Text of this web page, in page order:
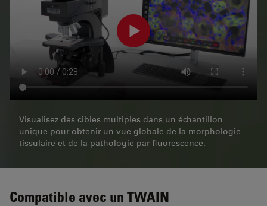
Visualisez des cibles multiples dans un échantillon
unique pour obtenir un vue globale de la morphologie
tissulaire et de la pathologie par fluorescence.
Compatible avec un TWAIN